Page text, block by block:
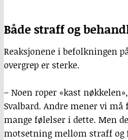
Både straff og
Reaksjonene i befolkningen
overgrep er sterke.
– Noen roper «kast
Svalbard. Andre mener vi må
mange følelser i dette. Men
motsetning mellom straff og